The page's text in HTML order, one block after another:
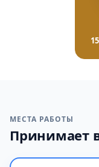
МЕСТА РАБОТЫ
Принимает